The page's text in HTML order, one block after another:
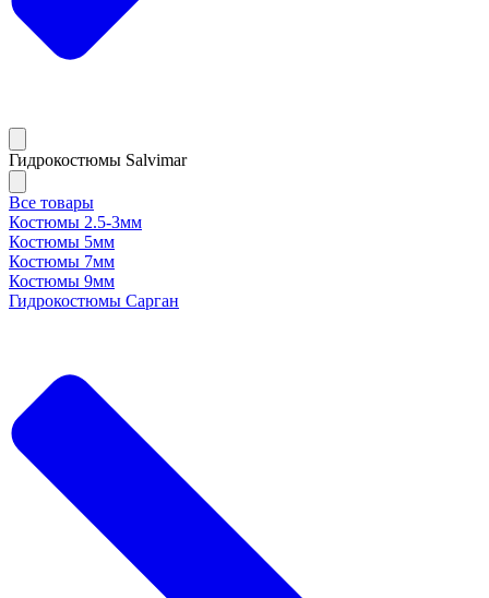
Гидрокостюмы Salvimar
Все товары
Костюмы 2.5-3мм
Костюмы 5мм
Костюмы 7мм
Костюмы 9мм
Гидрокостюмы Сарган